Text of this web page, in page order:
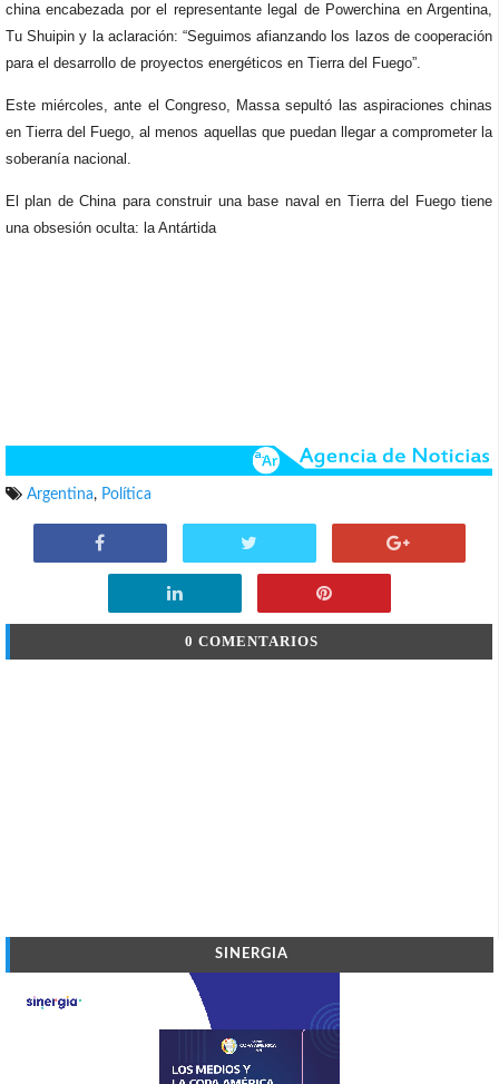
china encabezada por el representante legal de Powerchina en Argentina,
Tu Shuipin y la aclaración: “Seguimos afianzando los lazos de cooperación
para el desarrollo de proyectos energéticos en Tierra del Fuego”.
Este miércoles, ante el Congreso, Massa sepultó las aspiraciones chinas
en Tierra del Fuego, al menos aquellas que puedan llegar a comprometer la
soberanía nacional.
El plan de China para construir una base naval en Tierra del Fuego tiene
una obsesión oculta: la Antártida
Argentina, Política
0 COMENTARIOS
SINERGIA